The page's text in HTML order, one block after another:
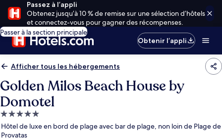
Passez à l’appli
Obtenez jusqu’à 10 % de remise sur une sélection d’hôtels
et connectez-vous pour gagner des récompenses.
Passer à la section principale
Obtenir l’appli
Afficher tous les hébergements
Golden Milos Beach House by
Domotel
Hébergement
5.0 étoiles
Hôtel de luxe en bord de plage avec bar de plage, non loin de Plage de
Provatas